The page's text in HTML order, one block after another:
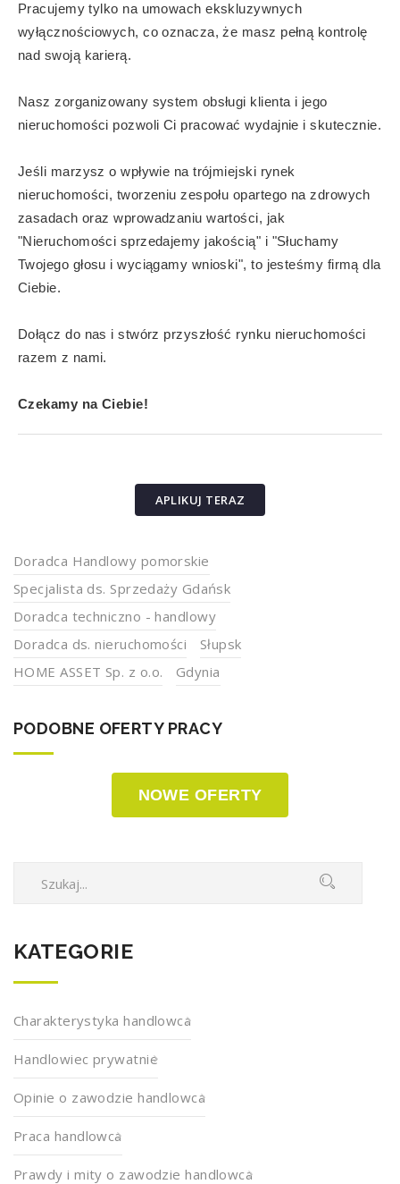
Pracujemy tylko na umowach ekskluzywnych
wyłącznościowych, co oznacza, że masz pełną kontrolę
nad swoją karierą.
Nasz zorganizowany system obsługi klienta i jego
nieruchomości pozwoli Ci pracować wydajnie i skutecznie.
Jeśli marzysz o wpływie na trójmiejski rynek
nieruchomości, tworzeniu zespołu opartego na zdrowych
zasadach oraz wprowadzaniu wartości, jak
"Nieruchomości sprzedajemy jakością" i "Słuchamy
Twojego głosu i wyciągamy wnioski", to jesteśmy firmą dla
Ciebie.
Dołącz do nas i stwórz przyszłość rynku nieruchomości
razem z nami.
Czekamy na Ciebie!
APLIKUJ TERAZ
Doradca Handlowy pomorskie
Specjalista ds. Sprzedaży Gdańsk
Doradca techniczno - handlowy
Doradca ds. nieruchomości
Słupsk
HOME ASSET Sp. z o.o.
Gdynia
PODOBNE OFERTY PRACY
NOWE OFERTY
KATEGORIE
Charakterystyka handlowca
Handlowiec prywatnie
Opinie o zawodzie handlowca
Praca handlowca
Prawdy i mity o zawodzie handlowca